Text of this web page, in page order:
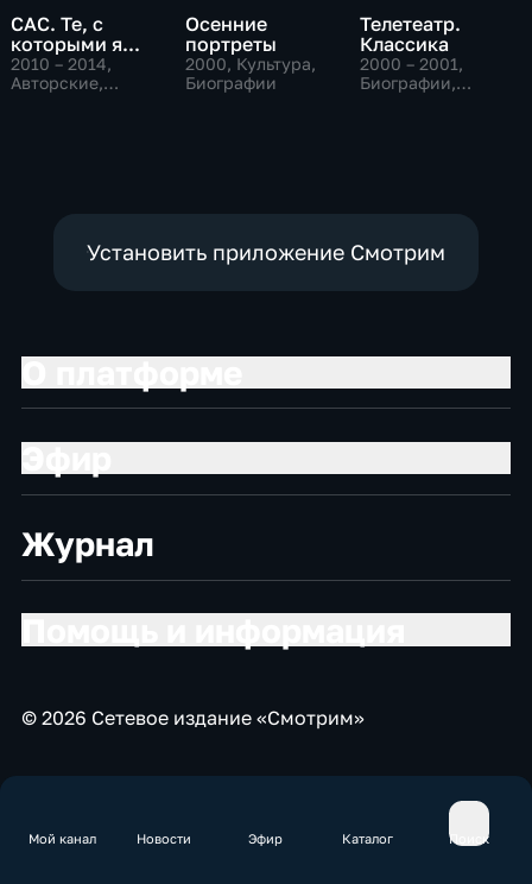
Мой канал Новости Эфир Каталог Поиск
САС. Те, с
которыми я...
2010 – 2014,
Авторские,
Осенние
портреты
2000, Культура,
Биографии
Телетеатр.
Классика
2000 – 2001,
Биографии,
Установить приложение Смотрим
Журнал
© 2026 Сетевое издание «Смотрим»